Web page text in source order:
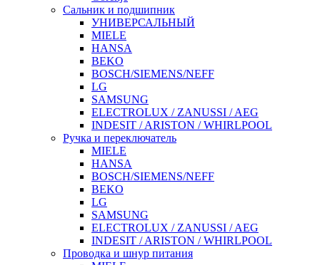
Сальник и подшипник
УНИВЕРСАЛЬНЫЙ
MIELE
HANSA
BEKO
BOSCH/SIEMENS/NEFF
LG
SAMSUNG
ELECTROLUX / ZANUSSI / AEG
INDESIT / ARISTON / WHIRLPOOL
Ручка и переключатель
MIELE
HANSA
BOSCH/SIEMENS/NEFF
BEKO
LG
SAMSUNG
ELECTROLUX / ZANUSSI / AEG
INDESIT / ARISTON / WHIRLPOOL
Проводка и шнур питания